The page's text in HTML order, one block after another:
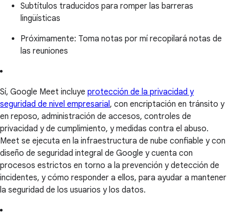
Subtítulos traducidos para romper las barreras
lingüísticas
Próximamente: Toma notas por mí recopilará notas de
las reuniones
Sí, Google Meet incluye protección de la privacidad y
seguridad de nivel empresarial , con encriptación en tránsito y
en reposo, administración de accesos, controles de
privacidad y de cumplimiento, y medidas contra el abuso.
Meet se ejecuta en la infraestructura de nube confiable y con
diseño de seguridad integral de Google y cuenta con
procesos estrictos en torno a la prevención y detección de
incidentes, y cómo responder a ellos, para ayudar a mantener
la seguridad de los usuarios y los datos.